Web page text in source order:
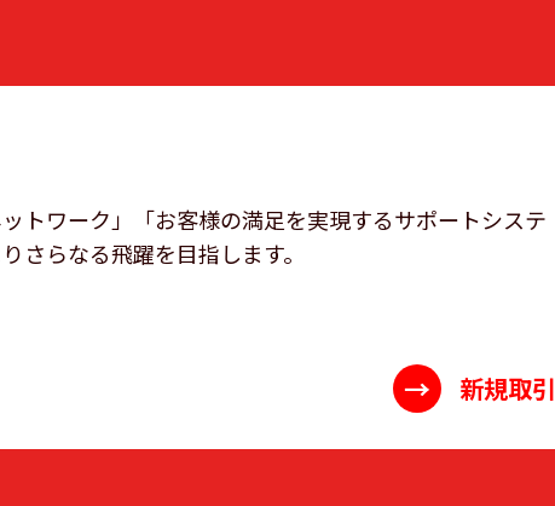
トワーク」「お客様の満足を実現するサポートシステ
さらなる飛躍を目指します。
→ 新規取引